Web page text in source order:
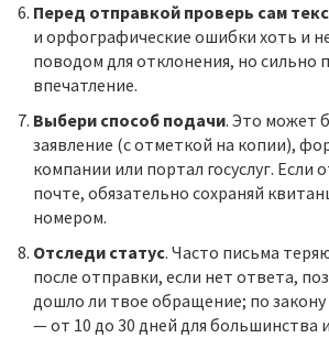
Перед отправкой проверь сам
и орфографические ошибки хоть и
поводом для отклонения, но сильно
впечатление.
Выбери способ подачи. Это может
заявление (с отметкой на копии),
компании или портал госуслуг. Если
почте, обязательно сохраняй
номером.
Отследи статус. Часто письма
после отправки, если нет ответа,
дошло ли твое обращение; по
— от 10 до 30 дней для большинства